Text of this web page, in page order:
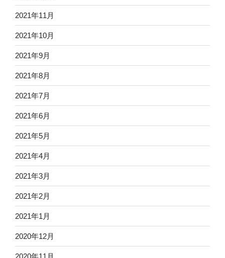
2021年11月
2021年10月
2021年9月
2021年8月
2021年7月
2021年6月
2021年5月
2021年4月
2021年3月
2021年2月
2021年1月
2020年12月
2020年11月